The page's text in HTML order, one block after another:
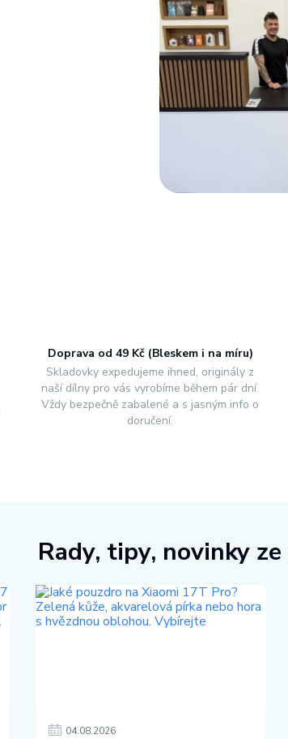
Doprava od 49 Kč (Bleskem i na míru)
Skladovky expedujeme ihned, originály z
naší dílny pro vás vyrobíme během pár dní.
Vždy bezpečně zabalené a s jasným info o
doručení.
Rady, tipy, novinky
04.08.2026